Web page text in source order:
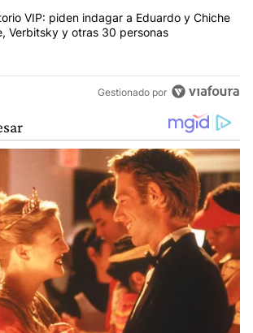
con el título "Vacunatorio VIP: piden
VIP: piden indagar a Eduardo y Chiche
Verbitsky y otras 30 personas
Gestionado por